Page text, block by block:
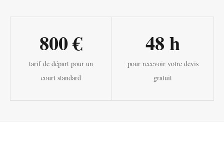
800 €
tarif de départ pour un
court standard
48 h
pour recevoir votre devis
gratuit